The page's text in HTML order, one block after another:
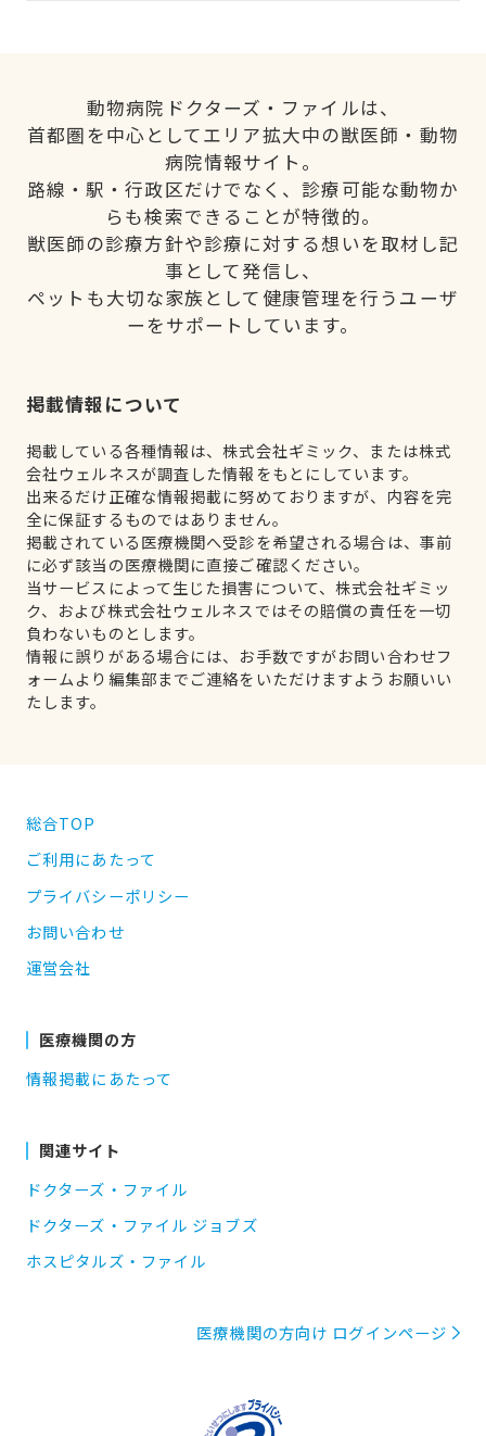
動物病院ドクターズ・ファイルは、
首都圏を中心としてエリア拡大中の獣医師・動物
病院情報サイト。
路線・駅・行政区だけでなく、診療可能な動物か
らも検索できることが特徴的。
獣医師の診療方針や診療に対する想いを取材し記
事として発信し、
ペットも大切な家族として健康管理を行うユーザ
ーをサポートしています。
掲載情報について
掲載している各種情報は、株式会社ギミック、または株式
会社ウェルネスが調査した情報をもとにしています。
出来るだけ正確な情報掲載に努めておりますが、内容を完
全に保証するものではありません。
掲載されている医療機関へ受診を希望される場合は、事前
に必ず該当の医療機関に直接ご確認ください。
当サービスによって生じた損害について、株式会社ギミッ
ク、および株式会社ウェルネスではその賠償の責任を一切
負わないものとします。
情報に誤りがある場合には、お手数ですがお問い合わせフ
ォームより編集部までご連絡をいただけますようお願いい
たします。
総合TOP
ご利用にあたって
プライバシーポリシー
お問い合わせ
運営会社
医療機関の方
情報掲載にあたって
関連サイト
ドクターズ・ファイル
ドクターズ・ファイル ジョブズ
ホスピタルズ・ファイル
医療機関の方向け ログインページ